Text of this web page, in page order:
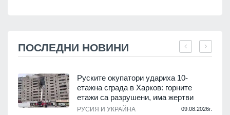
ПОСЛЕДНИ НОВИНИ
Руските окупатори удариха 10-
етажна сграда в Харков: горните
етажи са разрушени, има жертви
РУСИЯ И УКРАЙНА 09.08.2026г.